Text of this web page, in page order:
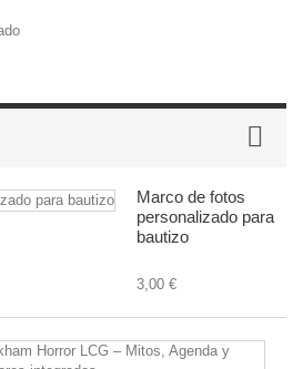
Marco de fotos
personalizado para
bautizo
3,00 €